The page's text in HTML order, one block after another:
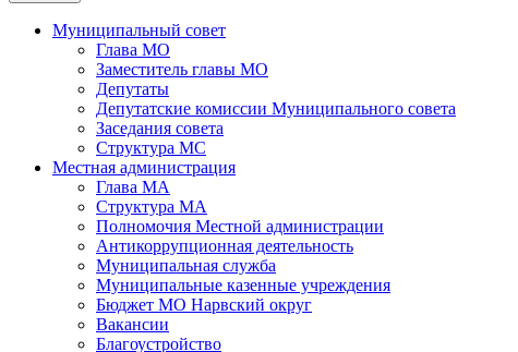
Муниципальный совет
Глава МО
Заместитель главы МО
Депутаты
Депутатские комиссии Муниципального совета
Заседания совета
Структура МС
Местная администрация
Глава МА
Структура МА
Полномочия Местной администрации
Антикоррупционная деятельность
Муниципальная служба
Муниципальные казенные учреждения
Бюджет МО Нарвский округ
Вакансии
Благоустройство